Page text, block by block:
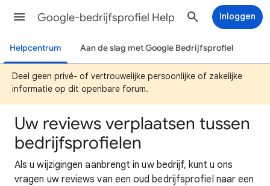
Google-bedrijfsprofiel Help Inloggen
Helpcentrum Aan de slag met Google Bedrijfsprofiel
Deel geen privé- of vertrouwelijke persoonlijke of zakelijke
informatie op dit openbare forum.
Uw reviews verplaatsen tussen
bedrijfsprofielen
Als u wijzigingen aanbrengt in uw bedrijf, kunt u ons
vragen uw reviews van een oud bedrijfsprofiel naar een